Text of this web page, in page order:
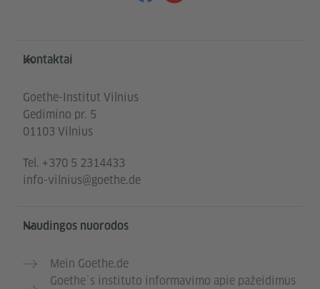
Service- und Informationsbereich
Kontaktai
Goethe-Institut Vilnius
Gedimino pr. 5
01103 Vilnius
Tel. +370 5 2314433
info-vilnius@goethe.de
Naudingos nuorodos
Mein Goethe.de
Goethe`s instituto informavimo apie pažeidimus